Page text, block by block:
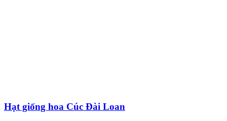
Hạt giống hoa Cúc Đài Loan